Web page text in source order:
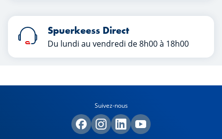
Spuerkeess Direct
Du lundi au vendredi de 8h00 à 18h00
Suivez-nous